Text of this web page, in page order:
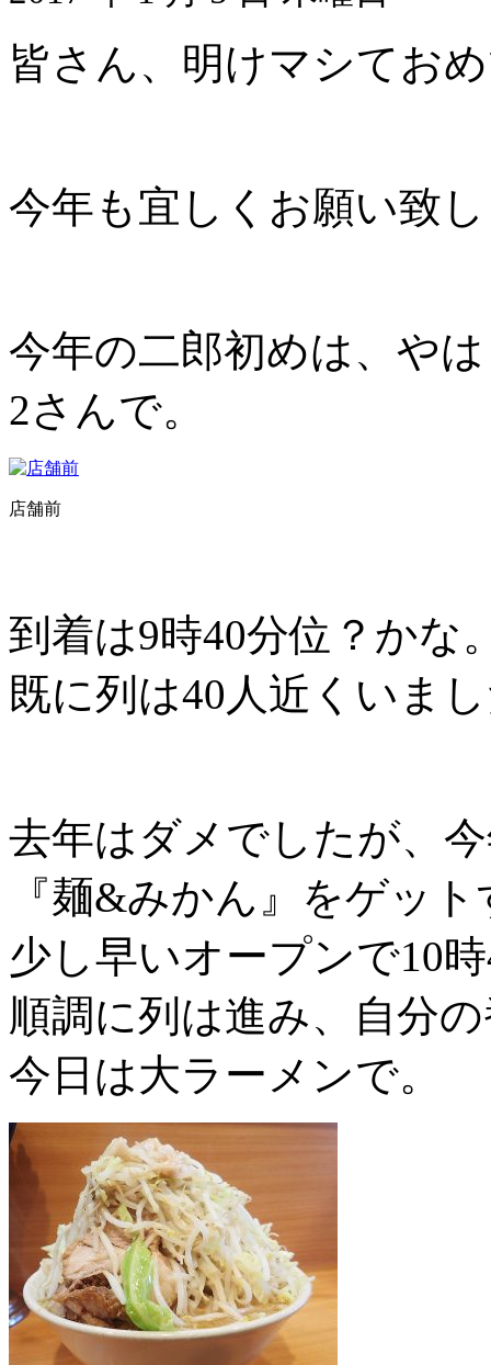
皆さん、明けマシてお
今年も宜しくお願い致
今年の二郎初めは、や
2さんで。
店舗前
到着は9時40分位？かな
既に列は40人近くいま
去年はダメでしたが、
『麺&みかん』をゲッ
少し早いオープンで10
順調に列は進み、自分
今日は大ラーメンで。